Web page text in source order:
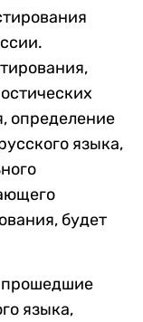
определение
языка,
будет
прошедшие
языка,